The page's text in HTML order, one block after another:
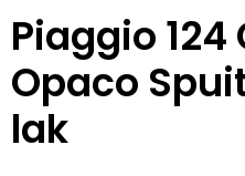
Piaggio 124
Opaco
lak